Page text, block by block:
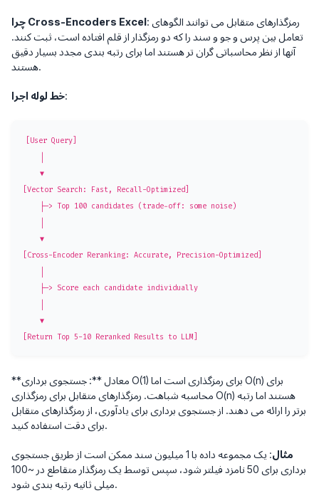
چرا Cross-Encoders Excel: رمزگذارهای متقابل می توانند الگوهای
تعامل بین پرس و جو و سند را که دو رمزگذار از قلم افتاده است، ثبت کنند.
آنها از نظر محاسباتی گران تر هستند اما برای رتبه بندی مجدد بسیار دقیق
هستند.
خط لوله اجرا:
[User Query]
[Vector Search: Fast, Recall-Optimized]
[Cross-Encoder Reranking: Accurate, Precision-Optimized]
**معادل **: جستجوی برداری O(1) برای رمزگذاری است اما O(n) برای
محاسبه شباهت. رمزگذارهای متقابل برای رمزگذاری O(n) هستند اما رتبه
برتر را ارائه می دهند. از جستجوی برداری برای یادآوری، از رمزگذارهای متقابل
برای دقت استفاده کنید.
مثال
: یک مجموعه داده با 1 میلیون سند ممکن است از طریق جستجوی
برداری برای 50 نامزد فیلتر شود، سپس توسط یک رمزگذار متقاطع در ~100
میلی ثانیه رتبه بندی شود.